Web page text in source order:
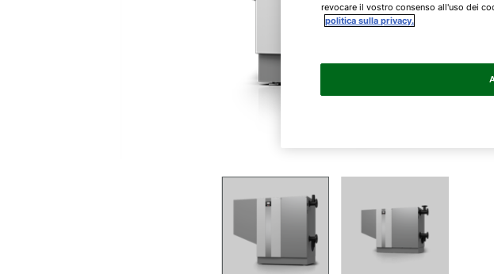
revocare il vostro consenso all'uso dei
politica sulla privacy.